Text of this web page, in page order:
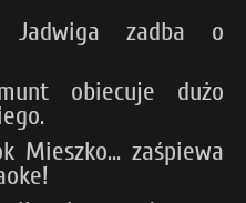
zadba o
obiecuje dużo
Mieszko... zaśpiewa